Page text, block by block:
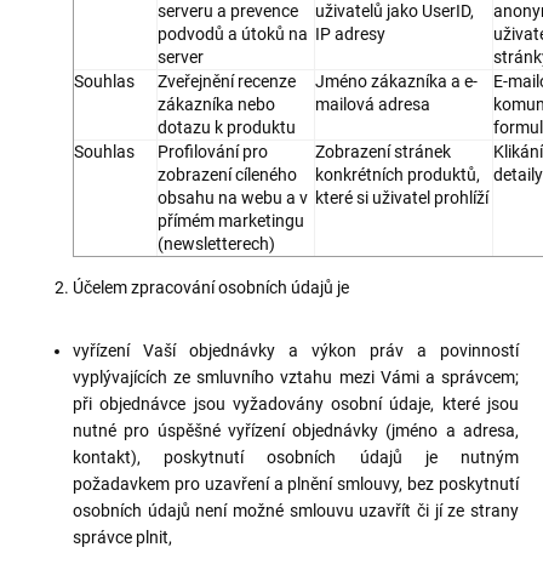
serveru a prevence
podvodů a útoků na
server
uživatelů jako UserID,
IP adresy
Souhlas
Zveřejnění recenze
zákazníka nebo
dotazu k produktu
Jméno zákazníka a e-
mailová adresa
E-
Souhlas
Profilování pro
zobrazení cíleného
obsahu na webu a v
přímém marketingu
(newsletterech)
Zobrazení stránek
konkrétních produktů,
které si uživatel prohlíží
Účelem zpracování osobních údajů je
vyřízení Vaší objednávky a výkon práv a povinností
vyplývajících ze smluvního vztahu mezi Vámi a správcem;
při objednávce jsou vyžadovány osobní údaje, které jsou
nutné pro úspěšné vyřízení objednávky (jméno a adresa,
kontakt), poskytnutí osobních údajů je nutným
požadavkem pro uzavření a plnění smlouvy, bez poskytnutí
osobních údajů není možné smlouvu uzavřít či jí ze strany
správce plnit,